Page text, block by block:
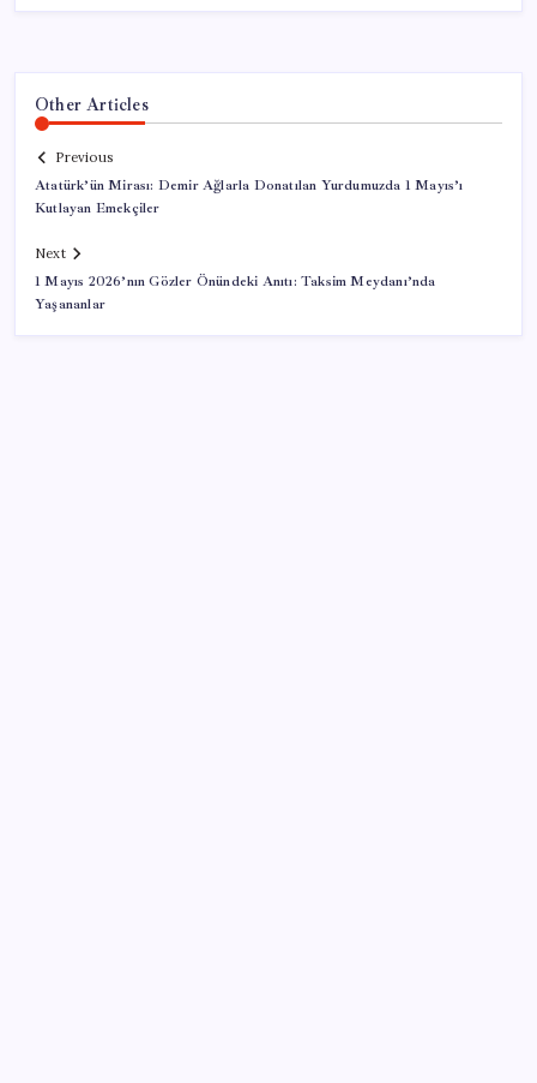
Other Articles
Previous
Atatürk’ün Mirası: Demir Ağlarla Donatılan Yurdumuzda 1 Mayıs’ı
Kutlayan Emekçiler
Next
1 Mayıs 2026’nın Gözler Önündeki Anıtı: Taksim Meydanı’nda
Yaşananlar